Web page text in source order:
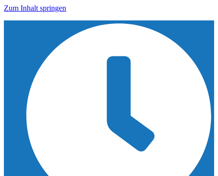
Zum Inhalt springen